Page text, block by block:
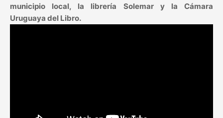
municipio local, la librería Solemar y la Cámara
Uruguaya del Libro.